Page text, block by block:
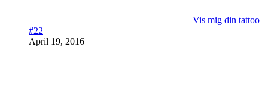
Vis mig din tattoo
#22
April 19, 2016